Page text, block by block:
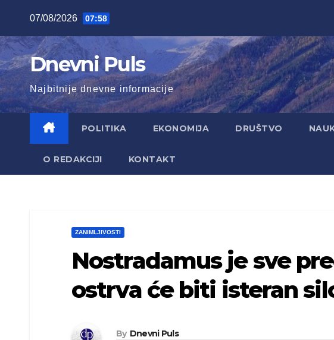
content
07/08/2026 07:58
Dnevni Puls
Najbitnije dnevne informacije
POLITIKA EKONOMIJA DRUŠTVO
O REDAKCIJI KONTAKT
ZANIMLJIVOSTI
Nostradamus je sve
ostrva će biti isteran
By Dnevni Puls